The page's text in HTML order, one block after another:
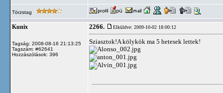
Törzstag
Kunix
Tagság: 2008-08-16 21:13:25
Tagszám: #62641
Hozzászólások: 396
2266. Elküldve: 2009-10-02 18:00:12
Sziasztok!A kölykök ma 5 hetesek lettek!